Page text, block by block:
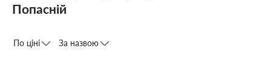
Попасній
По ціні За назвою